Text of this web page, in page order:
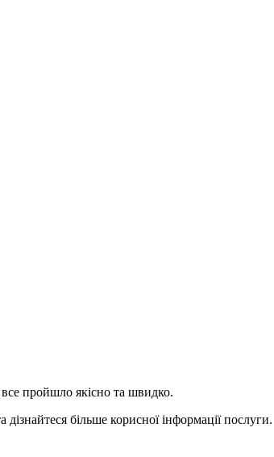
пройшло якісно та швидко.
дізнайтеся більше корисної інформації послуги.